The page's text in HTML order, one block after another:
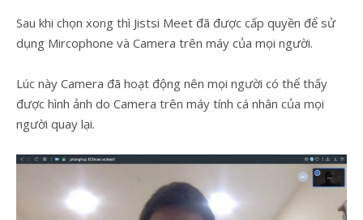
Sau khi chọn xong thì Jistsi Meet đã được cấp quyền để sử
dụng Mircophone và Camera trên máy của mọi người.
Lúc này Camera đã hoạt động nên mọi người có thể thấy
được hình ảnh do Camera trên máy tính cá nhân của mọi
người quay lại.